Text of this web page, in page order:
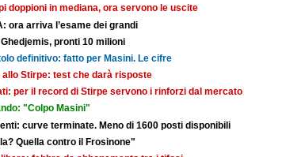
doppioni in mediana, ora servono le uscite
ora arriva l’esame dei grandi
pronti 10 milioni
definitivo: fatto per Masini. Le cifre
allo Stirpe: test che darà risposte
per il record di Stirpe servono i rinforzi dal mercato
"Colpo Masini"
curve terminate. Meno di 1600 posti disponibili
Quella contro il Frosinone"